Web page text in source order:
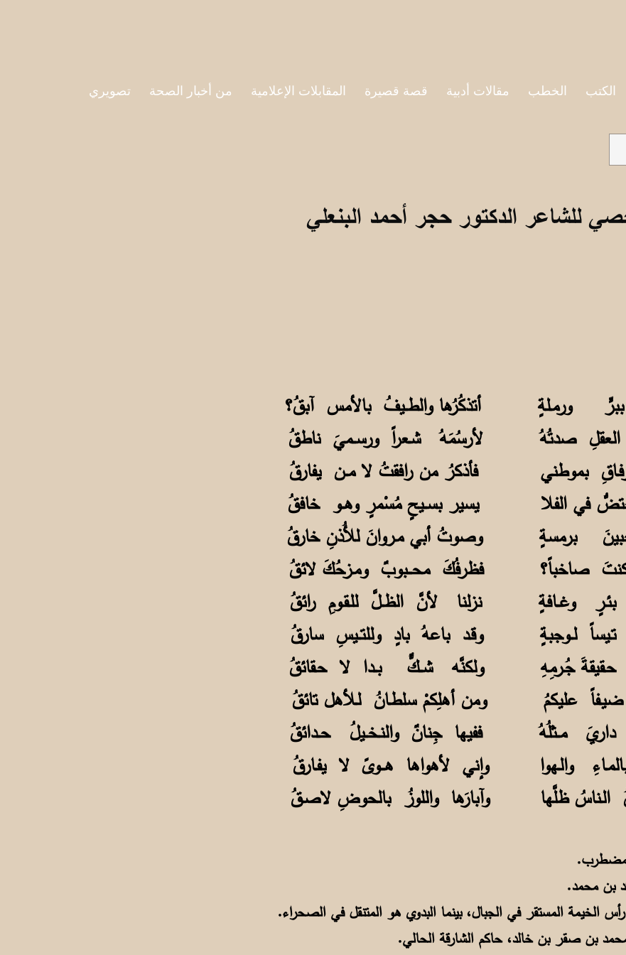
الكتب الخطب مقالات أدبية قصة قصيرة المقابلات الإعلامية من أخبار الصحة تصويري
للشاعر الدكتور حجر أحمد البنعلي
أتذكُرُها والطــيفُ بالأمس آبقُ؟
لأرسُمَهُ شـعراً ورســميَ ناطقُ
فأذكرُ من رافقتُ لا مــن يفارقُ
يسير بســيحٍ مُسْمرٍ وهــو خافقُ
وصوتُ أبي مـروانَ للأُذنِ خارقُ
فظرفُكَ محـــبوبٌ ومـزحُكَ لائقُ
نزلنا لأنَّ الظــلَّ للـقـومِ رائقُ
وقـد باعهُ بادٍ وللتــيسِ سارقُ
ولكنَّه شــكٌّ بــدا لا حـقائقُ
ومن أهلِكمْ سلطـانُ لـلأهل تائقُ
ففيها جِنانٌ والنـخــيلُ حــدائقُ
وإني لأهواها هـــوىً لا يفـارقُ
وآبارَها واللوزُ بالحوضِ لاصـقُ